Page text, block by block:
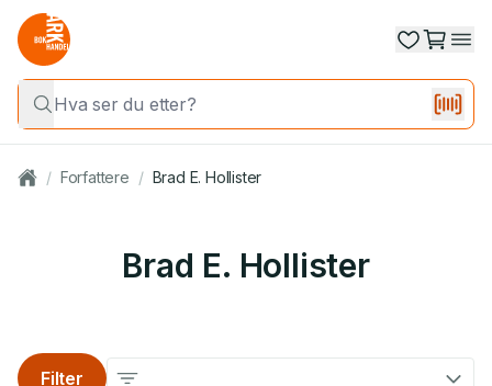
/ Forfattere / Brad E. Hollister
Brad E. Hollister
Filter